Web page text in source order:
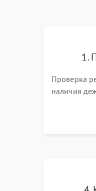
1.
Проверка
наличия